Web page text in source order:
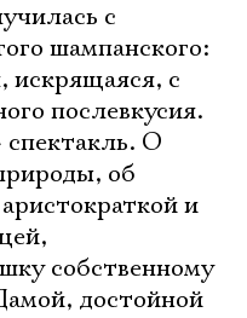
с
шампанского:
искрящаяся, с
послевкусия.
спектакль. О
об
и
собственному
достойной